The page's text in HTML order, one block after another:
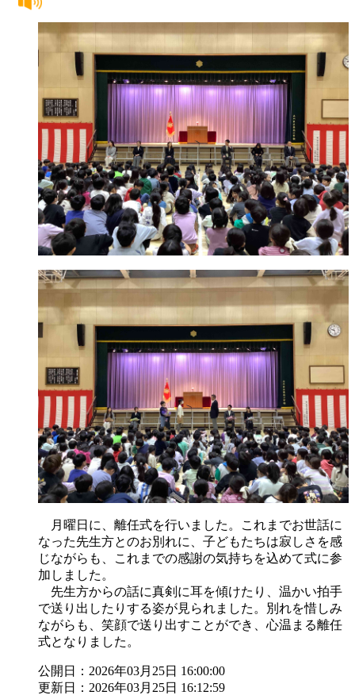
月曜日に、離任式を行いました。これまでお世話に
なった先生方とのお別れに、子どもたちは寂しさを感
じながらも、これまでの感謝の気持ちを込めて式に参
加しました。
先生方からの話に真剣に耳を傾けたり、温かい拍手
で送り出したりする姿が見られました。別れを惜しみ
ながらも、笑顔で送り出すことができ、心温まる離任
式となりました。
公開日：2026年03月25日 16:00:00
更新日：2026年03月25日 16:12:59